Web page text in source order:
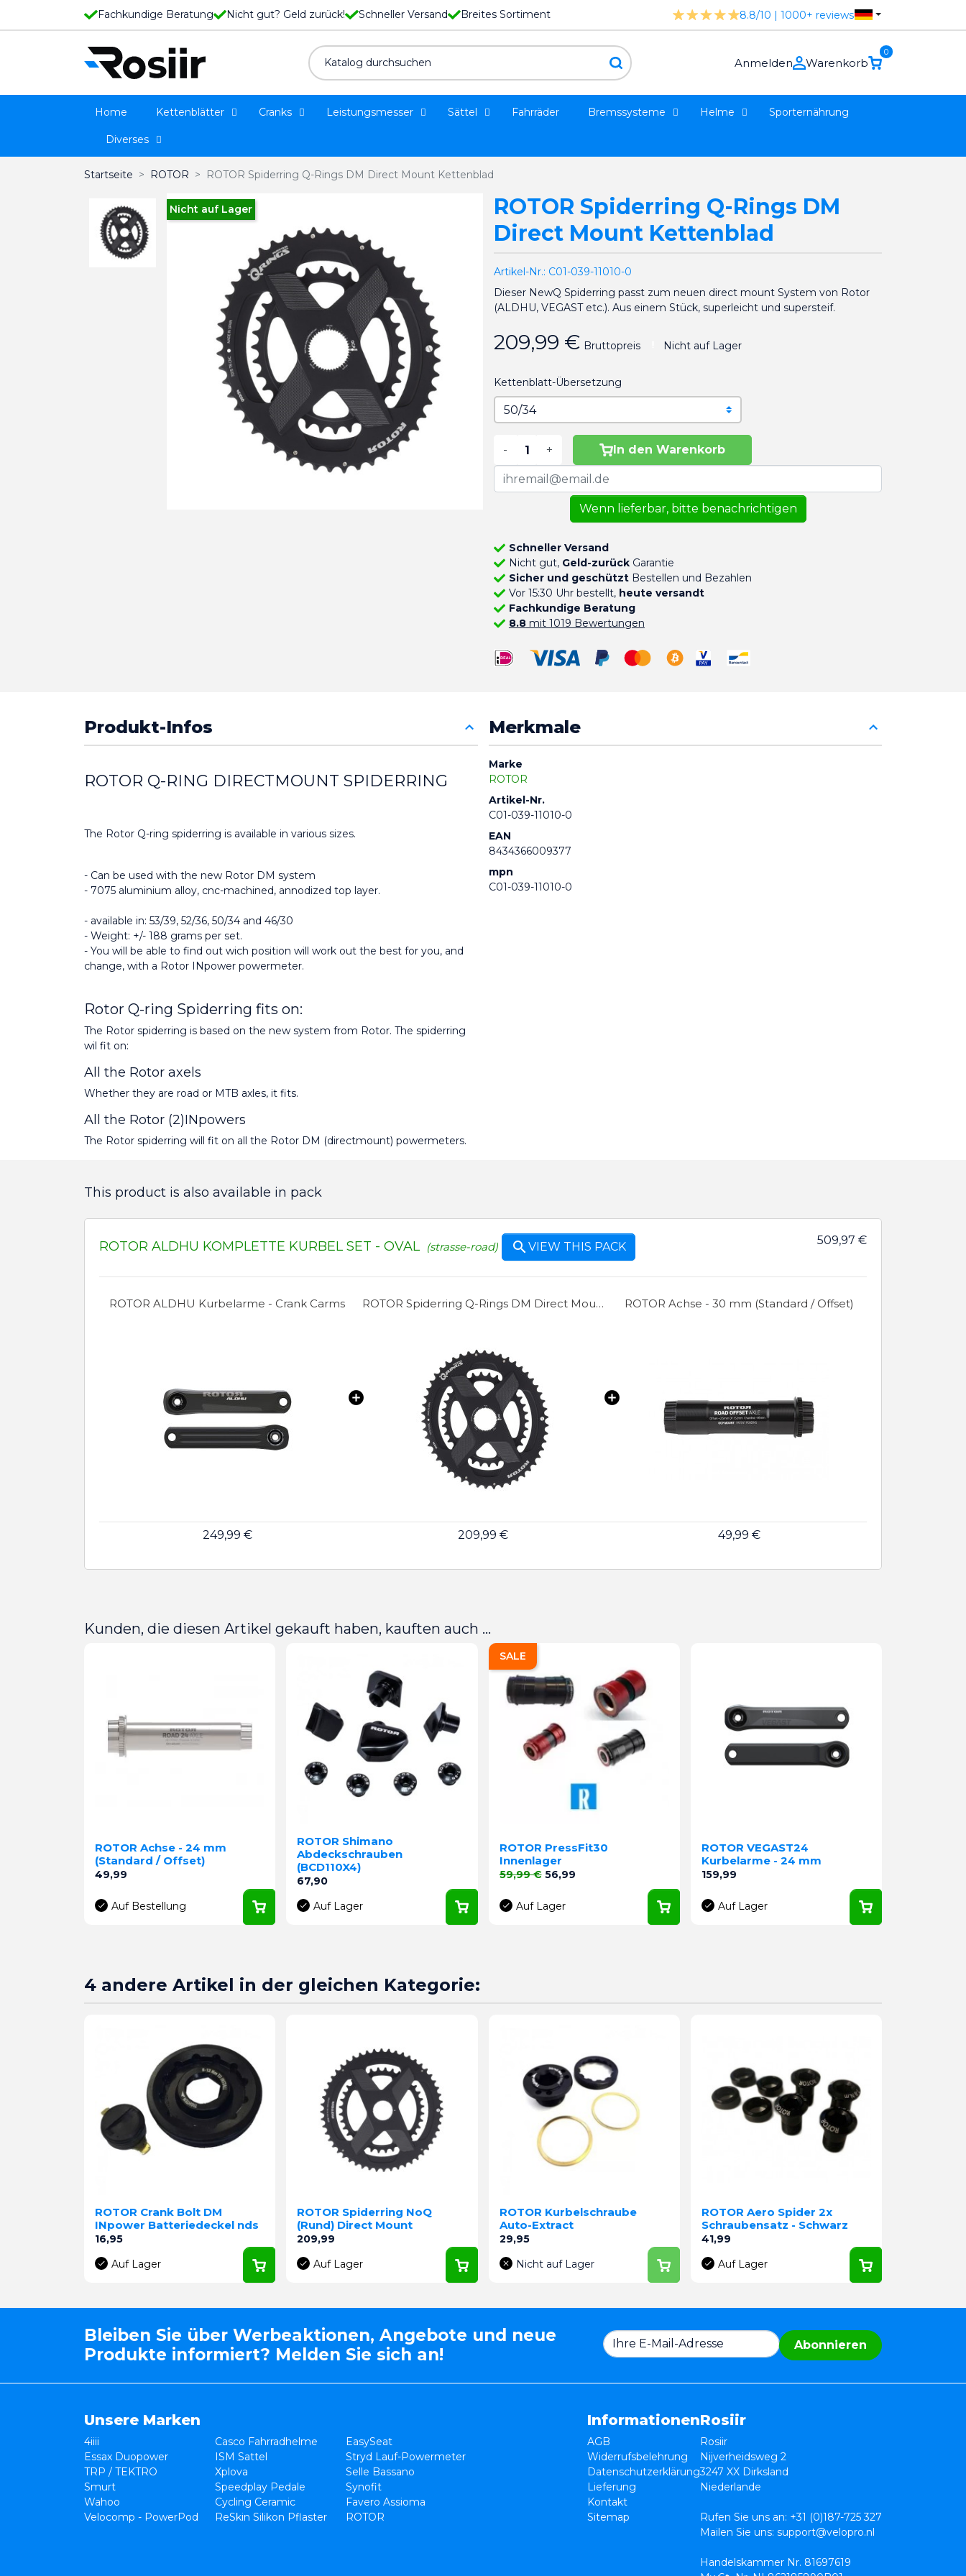
Fachkundige Beratung Nicht gut? Geld zurück! Schneller Versand Breites Sortiment 8.8/10 | 1000+ reviews
Anmelden
0
Warenkorb
Home Kettenblätter Cranks Leistungsmesser Sättel Fahrräder Bremssysteme Helme Sporternährung
Diverses
Startseite ROTOR ROTOR Spiderring Q-Rings DM Direct Mount Kettenblad
Nicht auf Lager
ROTOR Spiderring Q-Rings DM
Direct Mount Kettenblad
Artikel-Nr.: C01-039-11010-0
Dieser NewQ Spiderring passt zum neuen direct mount System von Rotor
(ALDHU, VEGAST etc.). Aus einem Stück, superleicht und supersteif.
209,99 € Bruttopreis Nicht auf Lager
Kettenblatt-Übersetzung
- + In den Warenkorb
Wenn lieferbar, bitte benachrichtigen
Schneller Versand
Nicht gut, Geld-zurückGarantie
Sicher und geschütztBestellen und Bezahlen
Vor 15:30 Uhr bestellt, heute versandt
Fachkundige Beratung
8.8mit 1019 Bewertungen
Produkt-Infos
ROTOR Q-RING DIRECTMOUNT SPIDERRING
The Rotor Q-ring spiderring is available in various sizes.
- Can be used with the new Rotor DM system
- 7075 aluminium alloy, cnc-machined, annodized top layer.
- available in: 53/39, 52/36, 50/34 and 46/30
- Weight: +/- 188 grams per set.
- You will be able to find out wich position will work out the best for you, and
change, with a Rotor INpower powermeter.
Rotor Q-ring Spiderring fits on:
The Rotor spiderring is based on the new system from Rotor. The spiderring
wil fit on:
All the Rotor axels
Whether they are road or MTB axles, it fits.
All the Rotor (2)INpowers
The Rotor spiderring will fit on all the Rotor DM (directmount) powermeters.
Merkmale
Marke
ROTOR
Artikel-Nr.
C01-039-11010-0
EAN
8434366009377
mpn
C01-039-11010-0
This product is also available in pack
ROTOR ALDHU KOMPLETTE KURBEL SET - OVAL (strasse-road) VIEW THIS PACK 509,97 €
ROTOR ALDHU Kurbelarme - Crank Carms
249,99 €
ROTOR Spiderring Q-Rings DM Direct Mount Kettenblad
209,99 €
ROTOR Achse - 30 mm (Standard / Offset)
49,99 €
Kunden, die diesen Artikel gekauft haben, kauften auch ...
ROTOR Achse - 24 mm
(Standard / Offset)
Preis
49,99
Auf Bestellung
ROTOR Shimano
Abdeckschrauben
(BCD110X4)
Preis
67,90
Auf Lager
ROTOR PressFit30
Innenlager
Verkaufspreis
59,99 € Preis
56,99
Auf Lager
SALE
ROTOR VEGAST24
Kurbelarme - 24 mm
Preis
159,99
Auf Lager
4 andere Artikel in der gleichen Kategorie:
ROTOR Crank Bolt DM
INpower Batteriedeckel nds
Preis
16,95
Auf Lager
ROTOR Spiderring NoQ
(Rund) Direct Mount
Preis
209,99
Auf Lager
ROTOR Kurbelschraube
Auto-Extract
Preis
29,95
Nicht auf Lager
ROTOR Aero Spider 2x
Schraubensatz - Schwarz
Preis
41,99
Auf Lager
Bleiben Sie über Werbeaktionen, Angebote und neue
Produkte informiert? Melden Sie sich an!
Abonnieren
Unsere Marken
4iiii Casco Fahrradhelme
EasySeat
Essax Duopower
ISM Sattel
Stryd Lauf-Powermeter
TRP / TEKTRO
Xplova
Selle Bassano
Smurt
Speedplay Pedale
Synofit
Wahoo
Cycling Ceramic
Favero Assioma
Velocomp - PowerPod
ReSkin Silikon Pflaster ROTOR
Informationen
AGB
Widerrufsbelehrung
Datenschutzerklärung
Lieferung
Kontakt
Sitemap
Rosiir
Rosiir
Nijverheidsweg 2
3247 XX Dirksland
Niederlande
Rufen Sie uns an: +31 (0)187-725 327
Mailen Sie uns: support@velopro.nl
Handelskammer Nr. 81697619